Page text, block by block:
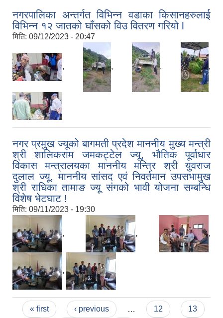
नगरपालिका अन्तर्गत विभिन्न वडाका किसानहरुलाई
विभिन्न १२ जातको घाँसको विउ वितरण गरियो l
मिति: 09/12/2023 - 20:47
, , , ,
नगर प्रमुख ज्यूको बागमती प्रदेश माननीय मुख्य मन्त्री
श्री शालिकराम जमकट्टेल ज्यू, भौतिक पूर्वाधार
विकास मन्त्रालयका माननीय मन्त्रि श्री युवराज
दुलाल ज्यू, माननीय सांसद एवं निवर्तमान उपसभामुख
श्री राधिका तामाङ ज्यू संगको भावी योजना सम्बन्धि
विशेष भेटघाट !
मिति: 09/11/2023 - 19:30
, , ,
,
Pages
« first ‹ previous 12 13